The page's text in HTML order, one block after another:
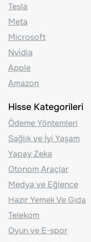
Tesla
Meta
Microsoft
Nvidia
Apple
Amazon
Hisse Kategorileri
Ödeme Yöntemleri
Sağlık ve İyi Yaşam
Yapay Zeka
Otonom Araçlar
Medya ve Eğlence
Hazır Yemek Ve Gıda
Telekom
Oyun ve E-spor